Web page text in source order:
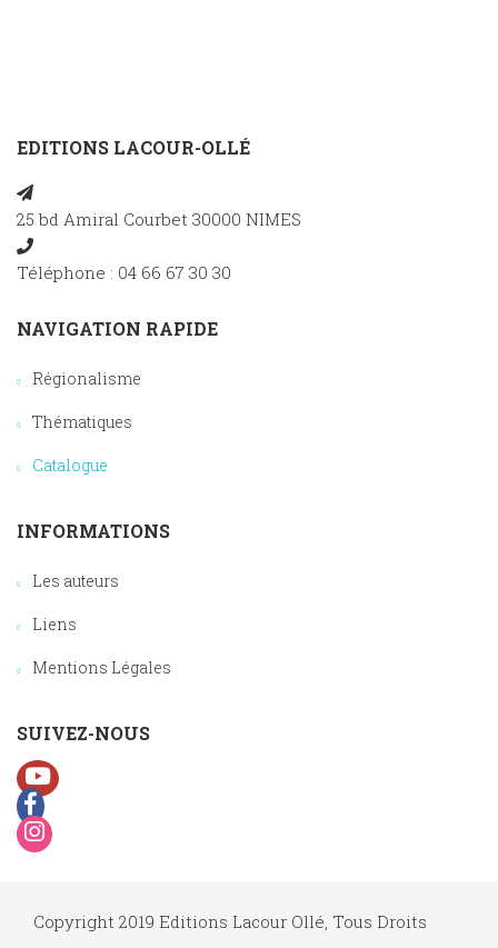
EDITIONS LACOUR-OLLÉ
25 bd Amiral Courbet 30000 NIMES
Téléphone : 04 66 67 30 30
NAVIGATION RAPIDE
Régionalisme
Thématiques
Catalogue
INFORMATIONS
Les auteurs
Liens
Mentions Légales
SUIVEZ-NOUS
Copyright 2019 Editions Lacour Ollé, Tous Droits